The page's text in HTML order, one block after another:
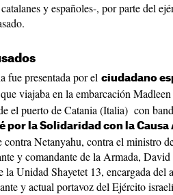
y españoles-, por parte del
fue presentada por el ciudadano
que viajaba en la embarcación
el puerto de Catania (Italia) con
por la Solidaridad con la Causa
contra Netanyahu, contra el ministro
y comandante de la Armada, David
la Unidad Shayetet 13, encargada del
y actual portavoz del Ejército